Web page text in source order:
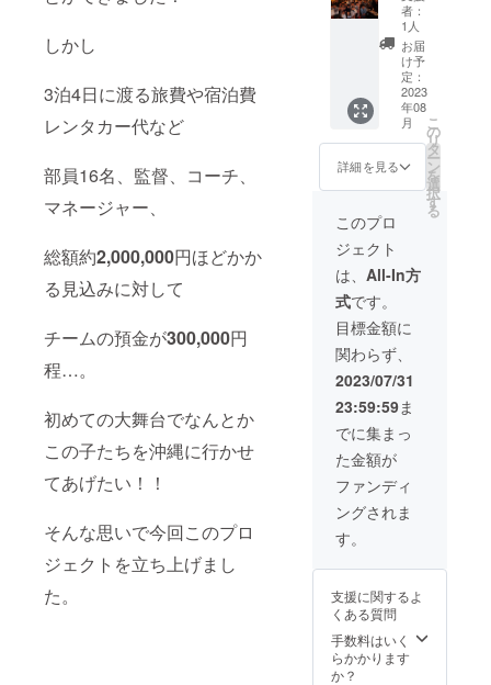
しかし
3泊4日に渡る旅費や宿泊費
レンタカー代など
部員16名、監督、コーチ、
マネージャー、
総額約2,000,000円ほどかか
る見込みに対して
チームの預金が300,000円
程…。
初めての大舞台でなんとか
この子たちを沖縄に行かせ
てあげたい！！
そんな思いで今回このプロ
ジェクトを立ち上げまし
た。
お、本
リター
ンの内
容を無
断で転
載・公
開する
ことは
禁止と
させて
す。 ※
ンご連
絡用の
メール
アドレ
スをご
記載く
ださ
い。
●子ども
達から
のメッ
セージ
動画 子
ども達
からの
御礼の
メッ
セージ
間:5〜
10分 提
供方法 :
視聴用
のURL
をメー
ルで送
信 ●大
会記念
写真 大
会記念
集合写
真１枚
※なお、
本リ
ターン
の内容
を無断
開する
ことは
禁止と
させて
いただ
きま
けた方
には下
記の御
礼をさ
せてい
ただき
ます。
●試合の
結果報
告 大会
の結果
報告を
メール
送信 ●
お礼の
メール
御礼の
メール
をメー
ル送信
●子ども
達から
のメッ
セージ
動画 子
ども達
からの
御礼の
メッ
セージ
間:5〜
供方法 :
視聴用
のURL
をメー
ルで送
者：
1人
お届
け予
定：
2023
年08
月
詳細を見る
こ
の
リ
タ
ー
ン
を
選
択
す
る
このプロ
ジェクト
は、 All-In方
式です。
目標金額に
関わらず、
2023/07/31
23:59:59ま
でに集まっ
た金額が
ファンディ
ングされま
す。
支援に関するよ
くある質問
手数料はいく
らかかります
か？